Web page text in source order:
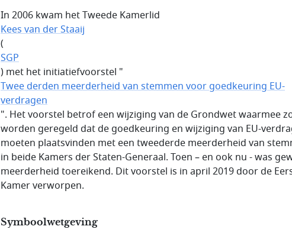
In 2006 kwam het Tweede Kamerlid
Kees van der Staaij
(
SGP
) met het initiatiefvoorstel "
Twee derden meerderheid van stemmen voor goedkeuring EU-
verdragen
". Het voorstel betrof een wijziging van de Grondwet waarmee
worden geregeld dat de goedkeuring en wijziging van EU-
moeten plaatsvinden met een tweederde meerderheid van
in beide Kamers der Staten-Generaal. Toen – en ook nu - was
meerderheid toereikend. Dit voorstel is in april 2019 door de
Kamer verworpen.
Symboolwetgeving